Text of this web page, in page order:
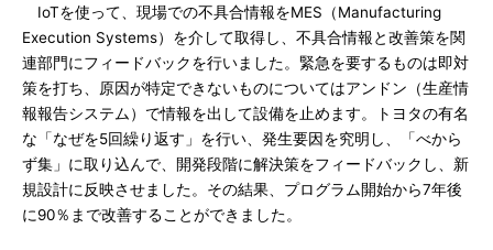
IoTを使って、現場での不具合情報をMES（Manufacturing
Execution Systems）を介して取得し、不具合情報と改善策を関
連部門にフィードバックを行いました。緊急を要するものは即対
策を打ち、原因が特定できないものについてはアンドン（生産情
報報告システム）で情報を出して設備を止めます。トヨタの有名
な「なぜを5回繰り返す」を行い、発生要因を究明し、「べから
ず集」に取り込んで、開発段階に解決策をフィードバックし、新
規設計に反映させました。その結果、プログラム開始から7年後
に90％まで改善することができました。